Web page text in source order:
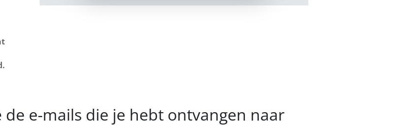
de e-mails die je hebt ontvangen naar